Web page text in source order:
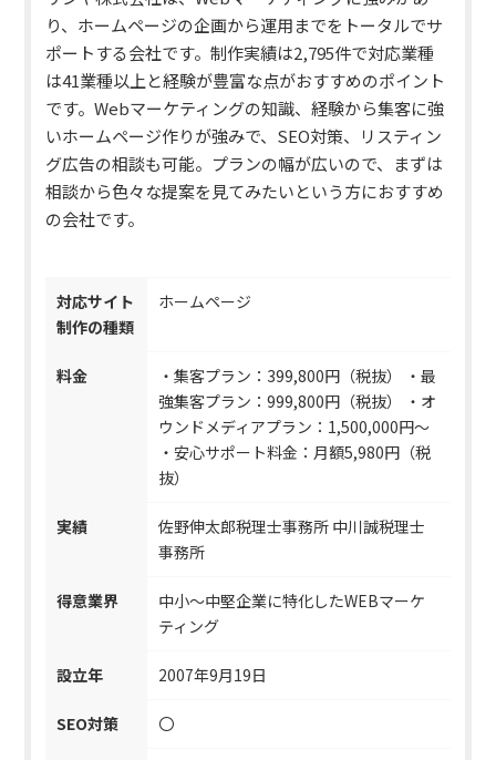
り、 ホームページの企画から運用までをトータルでサ
ポートする会社です。制作実績は2,795件で対応業種
は41業種以上と経験が豊富な点がおすすめのポイント
です。Webマーケティングの知識、経験から集客に強
いホームページ作りが強みで、SEO対策、リスティン
グ広告の相談も可能。プランの幅が広いので、まずは
相談から色々な提案を見てみたいという方におすすめ
の会社です。
対応サイト
制作の種類
ホームページ
料金
・集客プラン：399,800円（税抜） ・最
強集客プラン：999,800円（税抜） ・オ
ウンドメディアプラン：1,500,000円〜
・安心サポート料金：月額5,980円（税
抜）
実績
佐野伸太郎税理士事務所 中川誠税理士
事務所
得意業界
中小～中堅企業に特化したWEBマーケ
ティング
設立年 2007年9月19日
SEO対策 〇